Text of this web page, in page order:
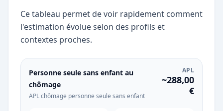
Ce tableau permet de voir rapidement comment
l'estimation évolue selon des profils et
contextes proches.
Personne seule sans enfant au
chômage
APL chômage personne seule sans enfant
APL
~288,00
€